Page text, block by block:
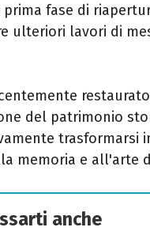
fase di
ulteriori lavori di
del patrimonio
trasformarsi
memoria e all'arte
anche